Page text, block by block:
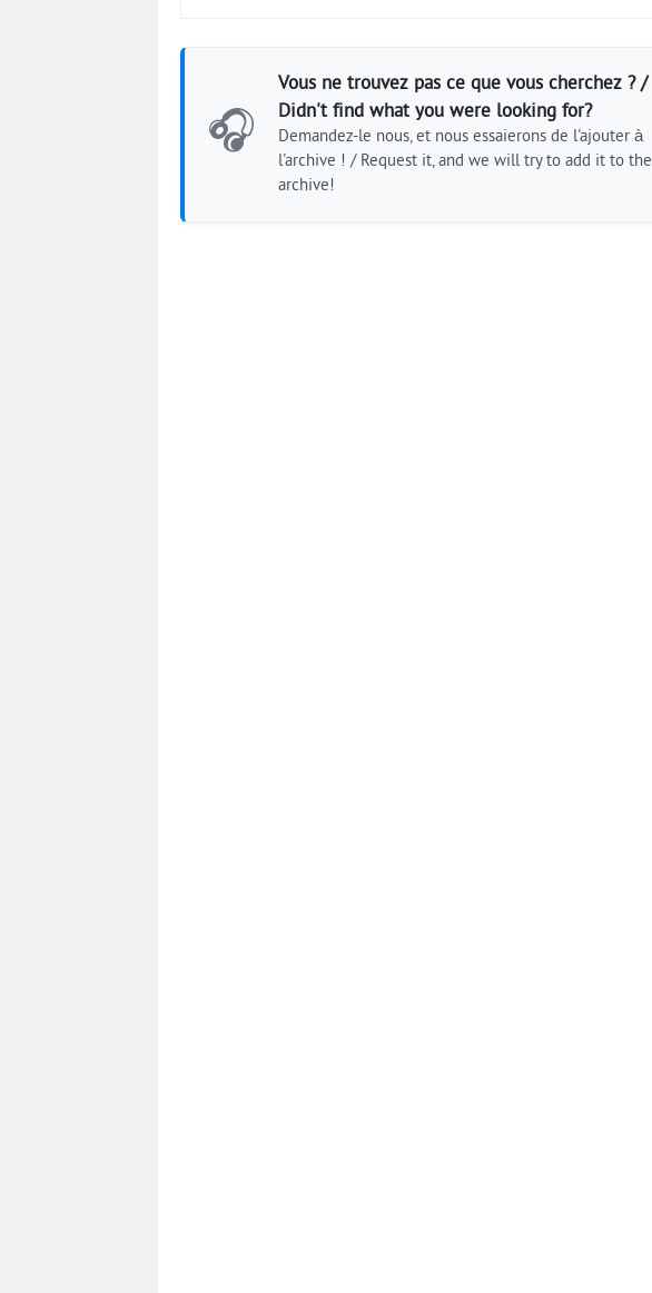
🎧
Vous ne trouvez pas ce que vous cherchez ? /
Didn't find what you were looking for?
Demandez-le nous, et nous essaierons de l'ajouter à
l'archive ! / Request it, and we will try to add it to the
archive!